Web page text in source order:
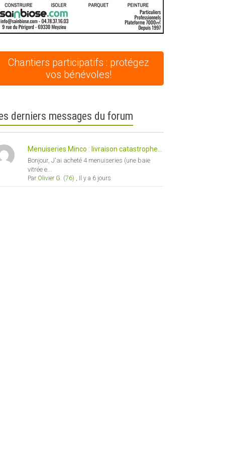
Chantiers participatifs : protégez
vos bénévoles!
derniers messages du forum
Menuiseries Minco : livraison catastrophe...
Bonjour, J'ai acheté 4 menuiseries (une baie
vitrée e...
Par Olivier G. (76) Il y a 6 jours